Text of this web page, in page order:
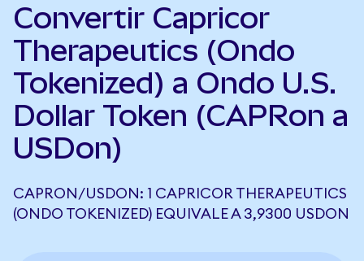
Convertir Capricor
Therapeutics (Ondo
Tokenized) a Ondo U.S.
Dollar Token (CAPRon a
USDon)
CAPRON/USDON: 1 CAPRICOR THERAPEUTICS
(ONDO TOKENIZED) EQUIVALE A 3,9300 USDON